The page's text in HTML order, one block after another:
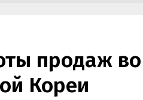
продаж
Кореи